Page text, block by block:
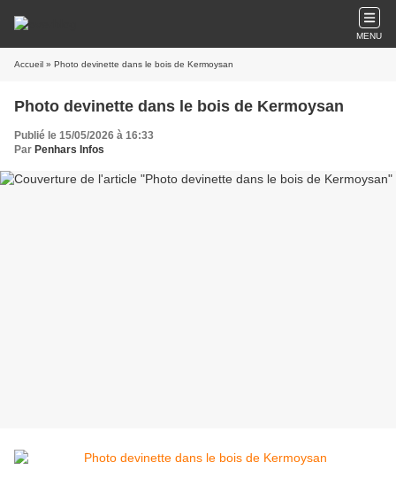
MENU
Accueil » Photo devinette dans le bois de Kermoysan
Photo devinette dans le bois de Kermoysan
Publié le 15/05/2026 à 16:33
Par Penhars Infos